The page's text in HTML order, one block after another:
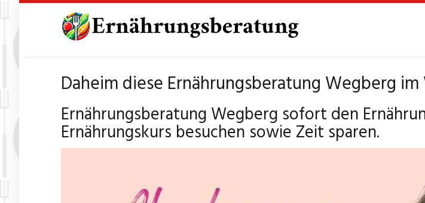
Daheim diese Ernährungsberatung Wegberg
Ernährungsberatung Wegberg sofort den
Ernährungskurs besuchen sowie Zeit sparen.